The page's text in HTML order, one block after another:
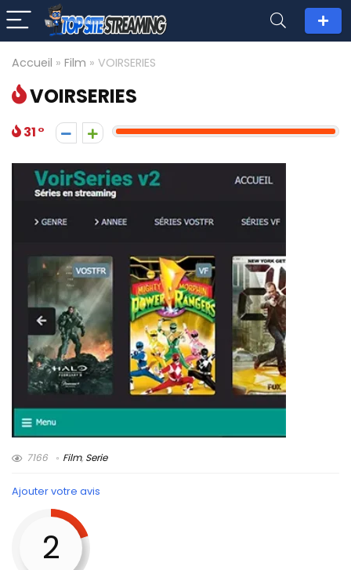
Accueil » Film » VOIRSERIES
VOIRSERIES
31
7166 Film, Serie
Ajouter votre avis
2